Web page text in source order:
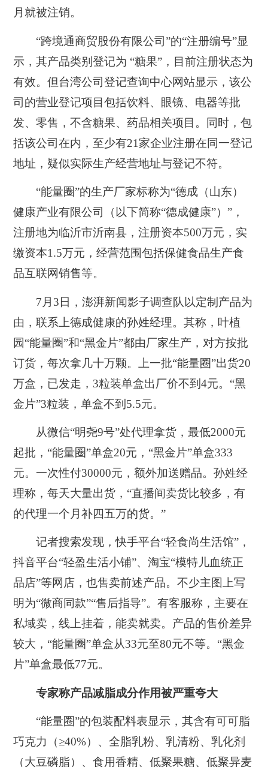
月就被注销。
“跨境通商贸股份有限公司”的“注册编号”显
示，其产品类别登记为 “糖果”，目前注册状态为
有效。但台湾公司登记查询中心网站显示，该公
司的营业登记项目包括饮料、眼镜、电器等批
发、零售，不含糖果、药品相关项目。同时，包
括该公司在内，至少有21家企业注册在同一登记
地址，疑似实际生产经营地址与登记不符。
“能量圈”的生产厂家标称为“德成（山东）
健康产业有限公司（以下简称“德成健康”）”，
注册地为临沂市沂南县，注册资本500万元，实
缴资本1.5万元，经营范围包括保健食品生产食
品互联网销售等。
7月3日，澎湃新闻影子调查队以定制产品为
由，联系上德成健康的孙姓经理。其称，叶植
园“能量圈”和“黑金片”都由厂家生产，对方按批
订货，每次拿几十万颗。上一批“能量圈”出货20
万盒，已发走，3粒装单盒出厂价不到4元。“黑
金片”3粒装，单盒不到5.5元。
从微信“明尧9号”处代理拿货，最低2000元
起批，“能量圈”单盒20元，“黑金片”单盒333
元。一次性付30000元，额外加送赠品。孙姓经
理称，每天大量出货，“直播间卖货比较多，有
的代理一个月补四五万的货。”
记者搜索发现，快手平台“轻食尚生活馆”，
抖音平台“轻盈生活小铺”、淘宝“模特儿血统正
品店”等网店，也售卖前述产品。不少主图上写
明为“微商同款”“售后指导”。有客服称，主要在
私域卖，线上挂着，能卖就卖。产品的售价差异
较大，“能量圈”单盒从33元至80元不等。“黑金
片”单盒最低77元。
专家称产品减脂成分作用被严重夸大
“能量圈”的包装配料表显示，其含有可可脂
巧克力（≥40%）、全脂乳粉、乳清粉、乳化剂
（大豆磷脂）、食用香精、低聚果糖、低聚异麦